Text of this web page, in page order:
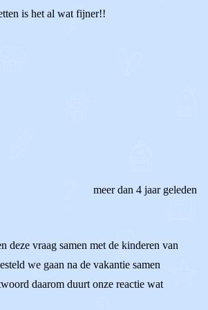
is het al wat fijner!!
meer dan 4 jaar geleden
deze vraag samen met de kinderen van
we gaan na de vakantie samen
daarom duurt onze reactie wat